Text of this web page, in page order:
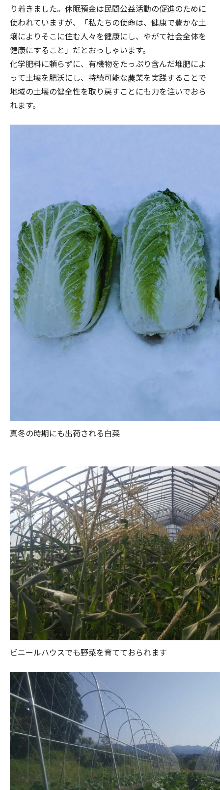
り着きました。休眠預金は民間公益活動の促進のために
使われていますが、「私たちの使命は、健康で豊かな土
壌によりそこに住む人々を健康にし、やがて社会全体を
健康にすること」だとおっしゃいます。
化学肥料に頼らずに、有機物をたっぷり含んだ堆肥によ
って土壌を肥沃にし、持続可能な農業を実践することで
地域の土壌の健全性を取り戻すことにも力を注いでおら
れます。
真冬の時期にも出荷される白菜
ビニールハウスでも野菜を育てておられます